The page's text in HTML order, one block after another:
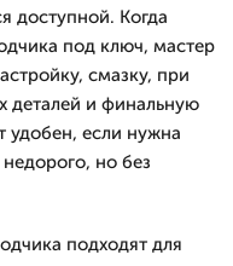
доступной. Когда
под ключ, мастер
смазку, при
деталей и финальную
удобен, если нужна
но без
подходят для